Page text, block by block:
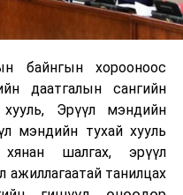
байнгын хорооноос
даатгалын сангийн
Эрүүл мэндийн
мэндийн тухай хууль
шалгах, эрүүл
ажиллагаатай танилцах